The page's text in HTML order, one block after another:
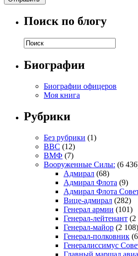
Поиск по блогу
Биографии
Биографии офицеров
Моя книга
Рубрики
Без рубрики (1)
ВВС (12)
ВМФ (7)
Вооруженные Силы: (6
Адмирал (68)
Адмирал Флота (9)
Адмирал Флота
Вице-адмирал (282)
Генерал армии (101)
Генерал-лейтенант (2
Генерал-майор (2 108)
Генерал-полковник
Генералиссимус
Главный маршал